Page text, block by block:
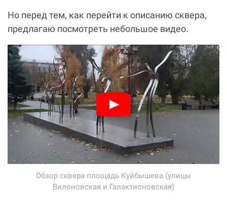
Но перед тем, как перейти к описанию сквера,
предлагаю посмотреть небольшое видео.
Обзор сквера площадь Куйбышева (улицы
Вилоновская и Галактионовская)